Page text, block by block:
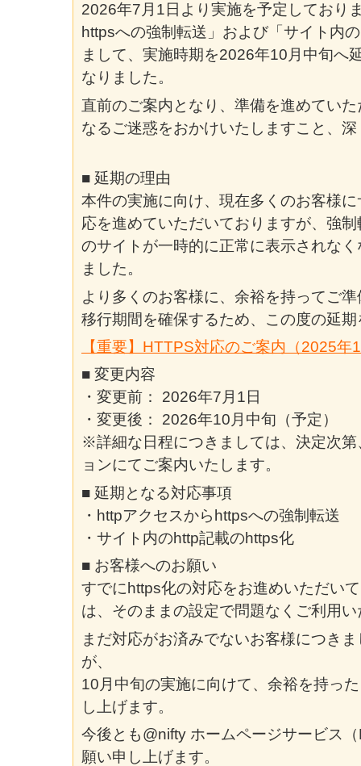
2026年7月1日より実施を予定しており
httpsへの強制転送」および「サイト内
まして、実施時期を2026年10月中旬へ
なりました。
直前のご案内となり、準備を進めてい
なるご迷惑をおかけいたしますこと、
■ 延期の理由
本件の実施に向け、現在多くのお客様
応を進めていただいておりますが、強
のサイトが一時的に正常に表示されな
ました。
より多くのお客様に、余裕を持ってご
移行期間を確保するため、この度の延
【重要】HTTPS対応のご案内（2025年
■ 変更内容
・変更前： 2026年7月1日
・変更後： 2026年10月中旬（予定）
※詳細な日程につきましては、決定次
ョンにてご案内いたします。
■ 延期となる対応事項
・httpアクセスからhttpsへの強制転送
・サイト内のhttp記載のhttps化
■ お客様へのお願い
すでにhttps化の対応をお進めいただい
は、そのままの設定で問題なくご利用
まだ対応がお済みでないお客様につき
が、
10月中旬の実施に向けて、余裕を持っ
し上げます。
今後とも@nifty ホームページサービス
願い申し上げます。